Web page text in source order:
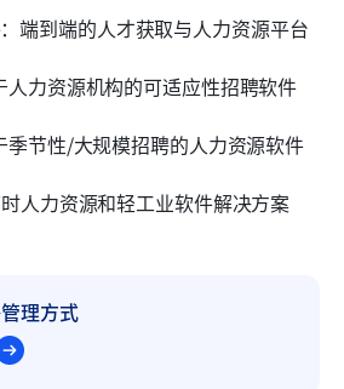
端到端的人才获取与人力资源平台
力资源机构的可适应性招聘软件
节性/大规模招聘的人力资源软件
人力资源和轻工业软件解决方案
理方式